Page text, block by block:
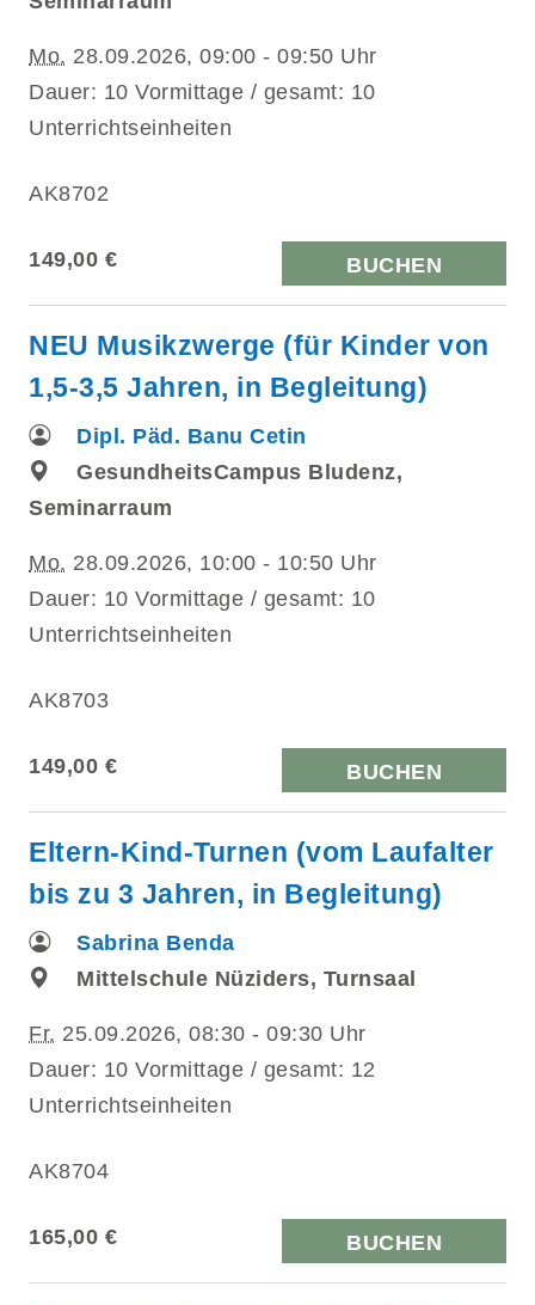
Mo. 28.09.2026, 09:00 - 09:50 Uhr
Dauer: 10 Vormittage / gesamt: 10
Unterrichtseinheiten
AK8702
149,00 € BUCHEN
NEU Musikzwerge (für Kinder von
1,5-3,5 Jahren, in Begleitung)
Dipl. Päd. Banu Cetin
GesundheitsCampus Bludenz,
Seminarraum
Mo. 28.09.2026, 10:00 - 10:50 Uhr
Dauer: 10 Vormittage / gesamt: 10
Unterrichtseinheiten
AK8703
149,00 € BUCHEN
Eltern-Kind-Turnen (vom Laufalter
bis zu 3 Jahren, in Begleitung)
Sabrina Benda
Mittelschule Nüziders, Turnsaal
Fr. 25.09.2026, 08:30 - 09:30 Uhr
Dauer: 10 Vormittage / gesamt: 12
Unterrichtseinheiten
AK8704
165,00 € BUCHEN